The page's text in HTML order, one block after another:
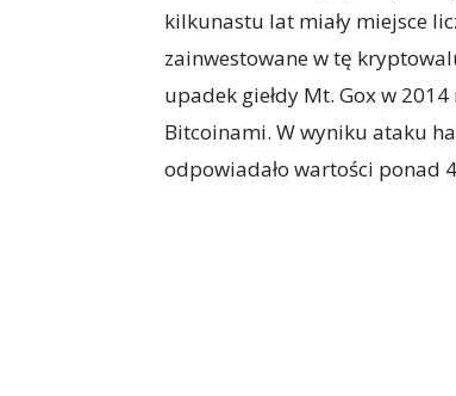
kilkunastu lat miały miejsce
zainwestowane w tę
upadek giełdy Mt. Gox w
Bitcoinami. W wyniku ataku
odpowiadało wartości ponad